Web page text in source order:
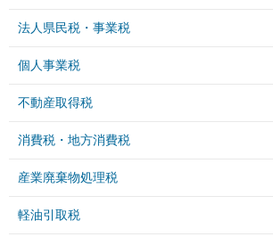
法人県民税・事業税
個人事業税
不動産取得税
消費税・地方消費税
産業廃棄物処理税
軽油引取税